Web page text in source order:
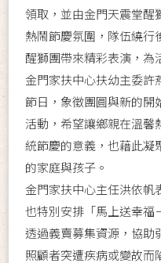
領取，並由金門天震堂醒
熱鬧節慶氛圍，隊伍繞行
醒獅團帶來精彩表演，為
金門家扶中心扶幼主委許
節日，象徵團圓與新的開
活動，希望讓鄉親在溫馨
統節慶的意義，也藉此凝
的家庭與孩子。
金門家扶中心主任洪依帆
也特別安排「馬上送幸福
透過義賣募集資源，協助
照顧者突遭疾病或變故而